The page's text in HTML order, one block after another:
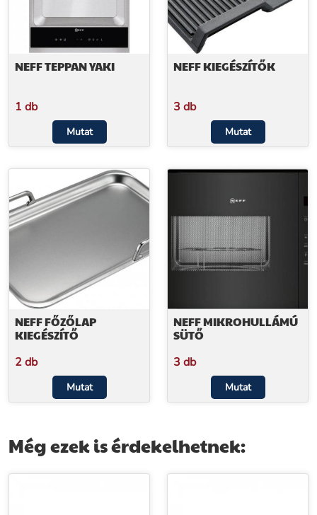
NEFF TEPPAN YAKI
1 db
Mutat
NEFF KIEGÉSZÍTŐK
3 db
Mutat
NEFF FŐZŐLAP
KIEGÉSZÍTŐ
2 db
Mutat
NEFF MIKROHULLÁMÚ
SÜTŐ
3 db
Mutat
Még ezek is érdekelhetnek: